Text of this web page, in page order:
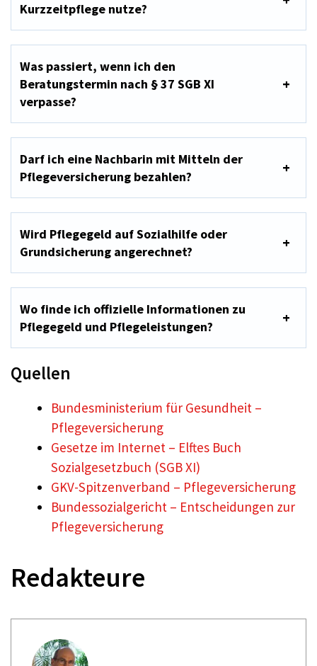
Kurzzeitpflege nutze?
Was passiert, wenn ich den
Beratungstermin nach § 37 SGB XI
verpasse?
Darf ich eine Nachbarin mit Mitteln der
Pflegeversicherung bezahlen?
Wird Pflegegeld auf Sozialhilfe oder
Grundsicherung angerechnet?
Wo finde ich offizielle Informationen zu
Pflegegeld und Pflegeleistungen?
Quellen
Bundesministerium für Gesundheit –
Pflegeversicherung
Gesetze im Internet – Elftes Buch
Sozialgesetzbuch (SGB XI)
GKV-Spitzenverband – Pflegeversicherung
Bundessozialgericht – Entscheidungen zur
Pflegeversicherung
Redakteure